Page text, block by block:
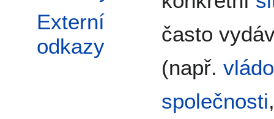
Externí
odkazy
často
(např.
společnosti